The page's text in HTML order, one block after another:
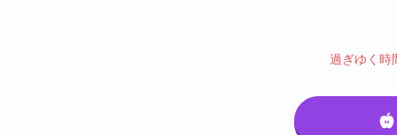
過ぎゆく時